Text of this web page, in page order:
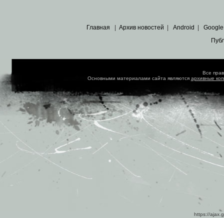
Главная Архив новостей Android Google
Все
Основными материалами сайта являются архивные
https://